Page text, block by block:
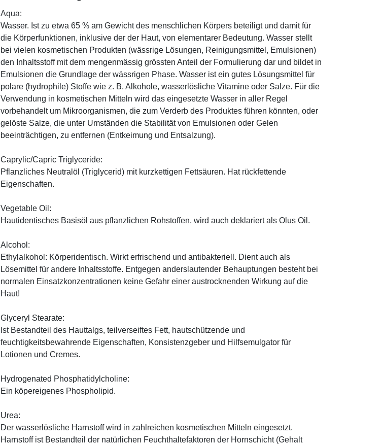
Aqua:
Wasser. Ist zu etwa 65 % am Gewicht des menschlichen Körpers beteiligt und damit für
die Körperfunktionen, inklusive der der Haut, von elementarer Bedeutung. Wasser stellt
bei vielen kosmetischen Produkten (wässrige Lösungen, Reinigungsmittel, Emulsionen)
den Inhaltsstoff mit dem mengenmässig grössten Anteil der Formulierung dar und bildet in
Emulsionen die Grundlage der wässrigen Phase. Wasser ist ein gutes Lösungsmittel für
polare (hydrophile) Stoffe wie z. B. Alkohole, wasserlösliche Vitamine oder Salze. Für die
Verwendung in kosmetischen Mitteln wird das eingesetzte Wasser in aller Regel
vorbehandelt um Mikroorganismen, die zum Verderb des Produktes führen könnten, oder
gelöste Salze, die unter Umständen die Stabilität von Emulsionen oder Gelen
beeinträchtigen, zu entfernen (Entkeimung und Entsalzung).
Caprylic/Capric Triglyceride:
Pflanzliches Neutralöl (Triglycerid) mit kurzkettigen Fettsäuren. Hat rückfettende
Eigenschaften.
Vegetable Oil:
Hautidentisches Basisöl aus pflanzlichen Rohstoffen, wird auch deklariert als Olus Oil.
Alcohol:
Ethylalkohol: Körperidentisch. Wirkt erfrischend und antibakteriell. Dient auch als
Lösemittel für andere Inhaltsstoffe. Entgegen anderslautender Behauptungen besteht bei
normalen Einsatzkonzentrationen keine Gefahr einer austrocknenden Wirkung auf die
Haut!
Glyceryl Stearate:
Ist Bestandteil des Hauttalgs, teilverseiftes Fett, hautschützende und
feuchtigkeitsbewahrende Eigenschaften, Konsistenzgeber und Hilfsemulgator für
Lotionen und Cremes.
Hydrogenated Phosphatidylcholine:
Ein köpereigenes Phospholipid.
Urea:
Der wasserlösliche Harnstoff wird in zahlreichen kosmetischen Mitteln eingesetzt.
Harnstoff ist Bestandteil der natürlichen Feuchthaltefaktoren der Hornschicht (Gehalt